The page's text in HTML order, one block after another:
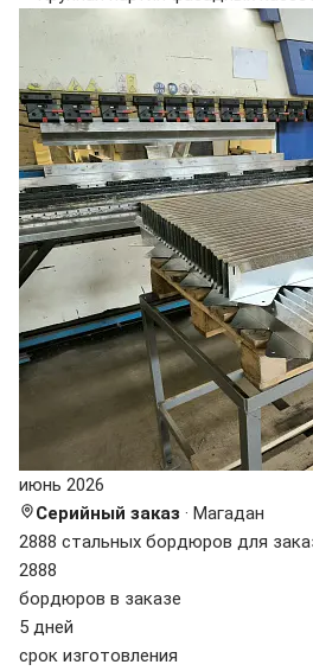
июнь 2026
Серийный заказ · Магадан
2888 стальных бордюров для
2888
бордюров в заказе
5 дней
срок изготовления